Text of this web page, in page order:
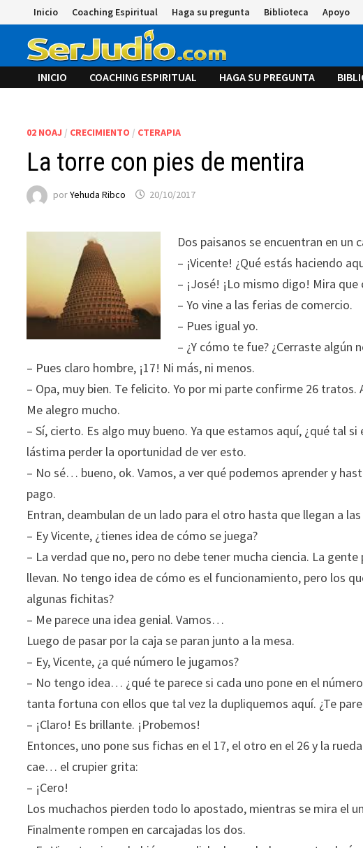
al
contenido
Inicio Coaching Espiritual Haga su pregunta Biblioteca Apoyo
INICIO COACHING ESPIRITUAL HAGA SU PREGUNTA
02 NOAJ / CRECIMIENTO / CTERAPIA
La torre con pies de mentira
porYehuda Ribco 20/10/2017
Dos paisanos se encuentran en un
– ¡Vicente! ¿Qué estás haciendo
– ¡José! ¡Lo mismo digo! Mira que
– Yo vine a las ferias de comercio.
– Pues igual yo.
– ¿Y cómo te fue? ¿Cerraste algún
– Pues claro hombre, ¡17! Ni más, ni menos.
– Opa, muy bien. Te felicito. Yo por mi parte confirme 26
Me alegro mucho.
– Sí, cierto. Es algo muy bueno. Ya que estamos aquí, ¿qué tal
lástima perder la oportunidad de ver esto.
– No sé… bueno, ok. Vamos, a ver qué podemos aprender y
pago.
Entran, deambulan de un lado para el otro hasta que llegan a
– Ey Vicente, ¿tienes idea de cómo se juega?
– La verdad que no, pero no debe tener mucha ciencia. La
llevan. No tengo idea de cómo es el funcionamiento, pero los
algunas fichitas?
– Me parece una idea genial. Vamos…
Luego de pasar por la caja se paran junto a la mesa.
– Ey, Vicente, ¿a qué número le jugamos?
– No tengo idea… ¿qué te parece si cada uno pone en el
tanta fortuna con ellos que tal vez la dupliquemos aquí. ¿Te
– ¡Claro! Es brillante. ¡Probemos!
Entonces, uno pone sus fichas en el 17, el otro en el 26 y la
cae… el crupier grita:
– ¡Cero!
Los muchachos pierden todo lo apostado, mientras se mira el
Finalmente rompen en carcajadas los dos.